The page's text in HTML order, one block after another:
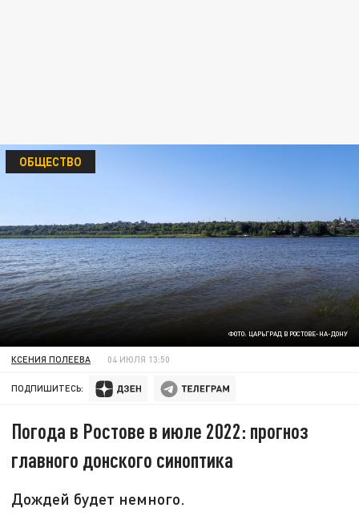
ФОТО: ЦАРЬГРАД В РОСТОВЕ-НА-ДОНУ
ОБЩЕСТВО
КСЕНИЯ ПОЛЕЕВА 04 ИЮЛЯ 13:50
ПОДПИШИТЕСЬ:
Погода в Ростове в июле 2022: прогноз
главного донского синоптика
Дождей будет немного.